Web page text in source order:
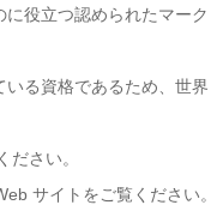
役立つ認められたマーク
る資格であるため、世界
さい。
サイトをご覧ください。